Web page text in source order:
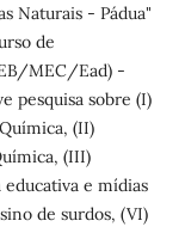
Naturais - Pádua"
de
MEC/Ead) -
pesquisa sobre (I)
(II)
(III)
e mídias
de surdos, (VI)